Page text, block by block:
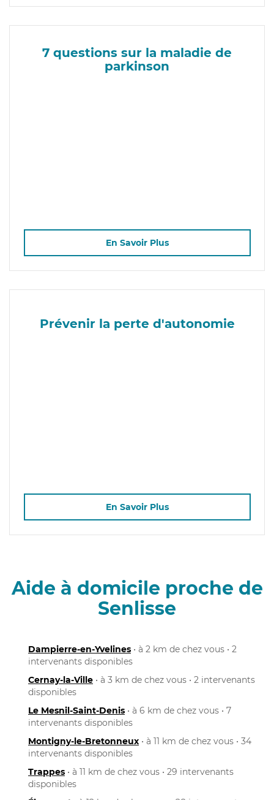
7 questions sur la maladie de
parkinson
En Savoir Plus
Prévenir la perte d'autonomie
En Savoir Plus
Aide à domicile proche de
Senlisse
Dampierre-en-Yvelines • à 2 km de chez vous • 2
intervenants disponibles
Cernay-la-Ville • à 3 km de chez vous • 2 intervenants
disponibles
Le Mesnil-Saint-Denis • à 6 km de chez vous • 7
intervenants disponibles
Montigny-le-Bretonneux • à 11 km de chez vous • 34
intervenants disponibles
Trappes • à 11 km de chez vous • 29 intervenants
disponibles